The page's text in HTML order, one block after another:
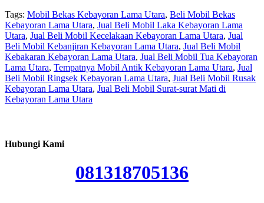
Tags: Mobil Bekas Kebayoran Lama Utara, Beli Mobil Bekas
Kebayoran Lama Utara, Jual Beli Mobil Laka Kebayoran Lama
Utara, Jual Beli Mobil Kecelakaan Kebayoran Lama Utara, Jual
Beli Mobil Kebanjiran Kebayoran Lama Utara, Jual Beli Mobil
Kebakaran Kebayoran Lama Utara, Jual Beli Mobil Tua Kebayoran
Lama Utara, Tempatnya Mobil Antik Kebayoran Lama Utara, Jual
Beli Mobil Ringsek Kebayoran Lama Utara, Jual Beli Mobil Rusak
Kebayoran Lama Utara, Jual Beli Mobil Surat-surat Mati di
Kebayoran Lama Utara
Hubungi Kami
081318705136